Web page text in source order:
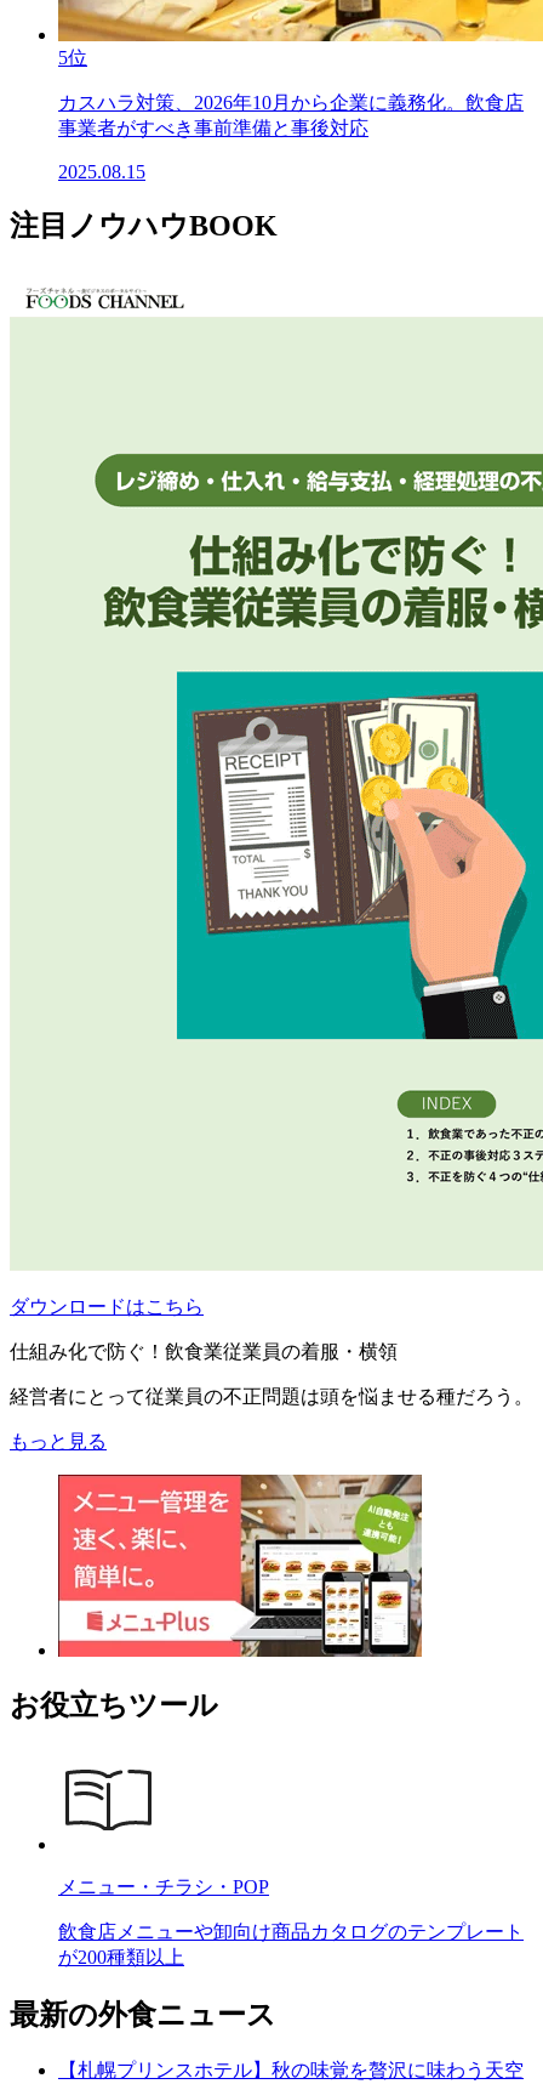
5位
カスハラ対策、2026年10月から企業に義務化。飲食店
事業者がすべき事前準備と事後対応
2025.08.15
注目ノウハウBOOK
ダウンロードはこちら
仕組み化で防ぐ！飲食業従業員の着服・横領
経営者にとって従業員の不正問題は頭を悩ませる種だろう。
もっと見る
お役立ちツール
メニュー・チラシ・POP
飲食店メニューや卸向け商品カタログのテンプレート
が200種類以上
最新の外食ニュース
【札幌プリンスホテル】秋の味覚を贅沢に味わう天空